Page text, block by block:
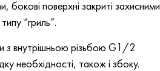
бокові поверхні закриті захисними
“гриль”.
з внутрішньою різьбою G1/2
необхідності, також і збоку.